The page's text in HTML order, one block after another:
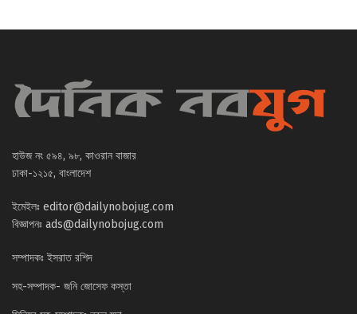
হাউজ নং ৫৯৪, ৯৮, কাওরান বাজার
ঢাকা-১২১৫, বাংলাদেশ
ইমেইলঃ editor@dailynobojug.com
বিজ্ঞাপনঃ ads@dailynobojug.com
সম্পাদকঃ ইসরাত রশিদ
সহ-সম্পাদক- জনি জোসেফ কস্তা